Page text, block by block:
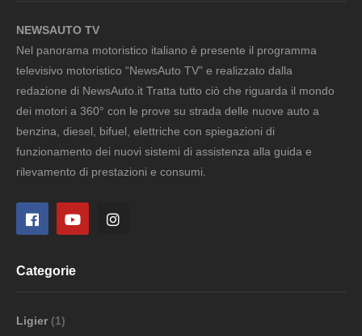
NEWSAUTO TV
Nel panorama motoristico italiano è presente il programma
televisivo motoristico “NewsAuto TV” e realizzato dalla
redazione di NewsAuto.it Tratta tutto ciò che riguarda il mondo
dei motori a 360° con le prove su strada delle nuove auto a
benzina, diesel, bifuel, elettriche con spiegazioni di
funzionamento dei nuovi sistemi di assistenza alla guida e
rilevamento di prestazioni e consumi.
Categorie
Ligier (1)